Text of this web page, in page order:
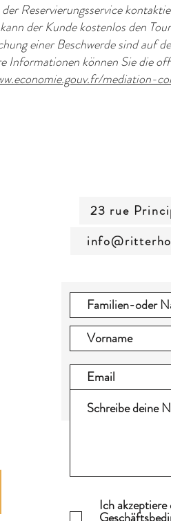
Reservierungsservice
der Kunde kostenlos den
einer Beschwerde sind auf
Informationen können Sie die
mediation-
23 rue
Ich